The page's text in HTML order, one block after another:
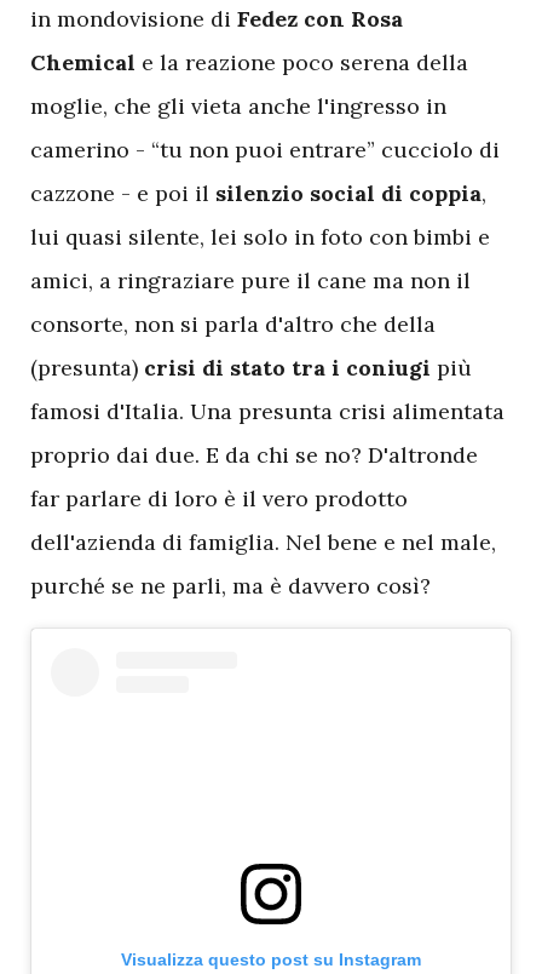
in mondovisione di Fedez con Rosa
Chemical e la reazione poco serena della
moglie, che gli vieta anche l'ingresso in
camerino - “tu non puoi entrare” cucciolo di
cazzone - e poi il silenzio social di coppia,
lui quasi silente, lei solo in foto con bimbi e
amici, a ringraziare pure il cane ma non il
consorte, non si parla d'altro che della
(presunta) crisi di stato tra i coniugi più
famosi d'Italia. Una presunta crisi alimentata
proprio dai due. E da chi se no? D'altronde
far parlare di loro è il vero prodotto
dell'azienda di famiglia. Nel bene e nel male,
purché se ne parli, ma è davvero così?
Visualizza questo post su Instagram